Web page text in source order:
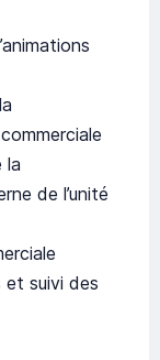
la
de l’unité
et suivi des